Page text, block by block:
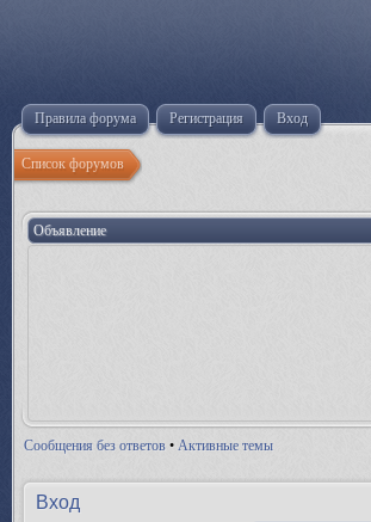
Правила форума Регистрация Вход
Список форумов
Объявление
Сообщения без ответов • Активные темы
Вход